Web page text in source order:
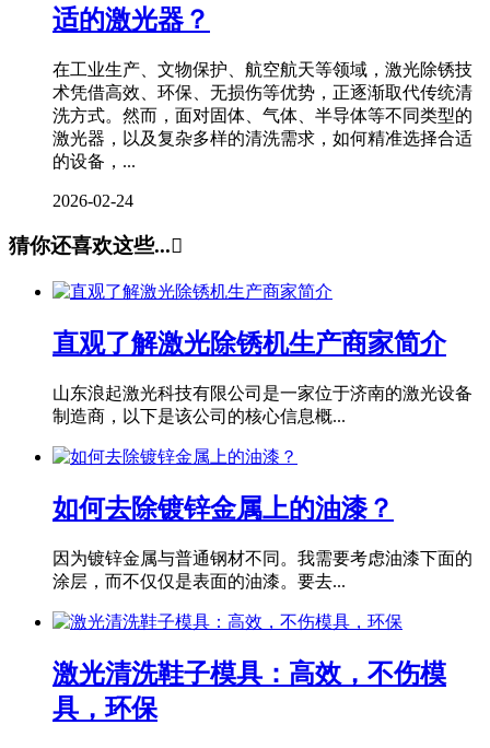
适的激光器？
在工业生产、文物保护、航空航天等领域，激光除锈技
术凭借高效、环保、无损伤等优势，正逐渐取代传统清
洗方式。然而，面对固体、气体、半导体等不同类型的
激光器，以及复杂多样的清洗需求，如何精准选择合适
的设备，...
2026-02-24
猜你还喜欢这些...
直观了解激光除锈机生产商家简介
山东浪起激光科技有限公司是一家位于济南的激光设备
制造商，以下是该公司的核心信息概...
如何去除镀锌金属上的油漆？
因为镀锌金属与普通钢材不同。我需要考虑油漆下面的
涂层，而不仅仅是表面的油漆。要去...
激光清洗鞋子模具：高效，不伤模
具，环保